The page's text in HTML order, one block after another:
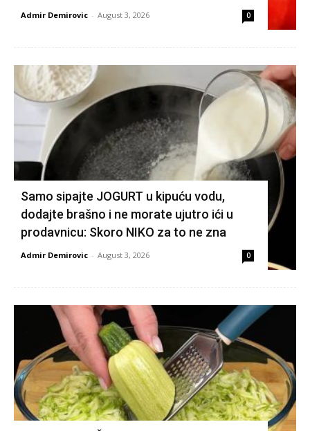
Admir Demirovic - August 3, 2026 0
Samo sipajte JOGURT u kipuću vodu,
dodajte brašno i ne morate ujutro ići u
prodavnicu: Skoro NIKO za to ne zna
Admir Demirovic - August 3, 2026 0